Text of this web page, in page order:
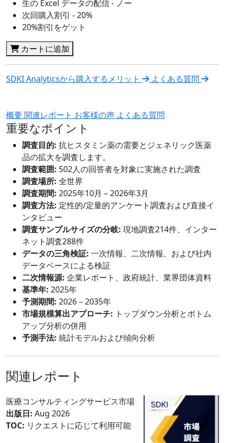
生の Excel データの配信 - ノー
次回購入割引 - 20%
20%割引をゲット
カートに追加
SDKI Analyticsから購入するメリット よくある質問
概要関連レポート お客様の声 よくある質問
重要なポイント
調査目的: 抗ヒスタミン薬の需要とジェネリック医薬
品の拡大を調査します。
調査範囲: 502人の回答者を対象に実施された調査
調査場所: 全世界
調査期間: 2025年10月 – 2026年3月
調査方法: 定性的/定量的アンケート調査および直接イ
ンタビュー
調査サンプルサイズの分岐: 現地調査214件、インター
ネット調査288件
データの三角検証: 一次情報、二次情報、および社内
データベースによる検証
二次情報源: 企業レポート、政府統計、業界団体資料
基準年: 2025年
予測期間: 2026－2035年
市場規模算出アプローチ: トップダウン分析とボトム
アップ分析の併用
予測手法: 統計モデルおよび傾向分析
関連レポート
医療コンサルティングサービス市場
出版日: Aug 2026
TOC: リクエストに応じて利用可能